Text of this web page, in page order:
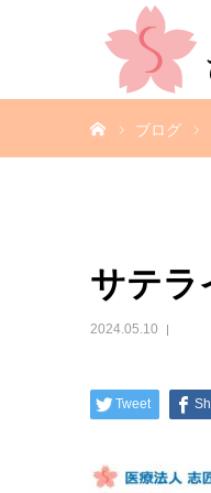
ブログ
サテラ
2024.05.10
Tweet